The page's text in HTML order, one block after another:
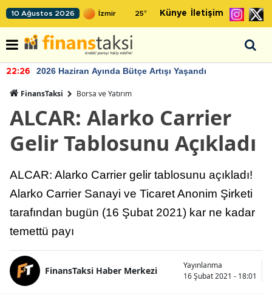
10 Ağustos 2026 25° Künye İletişim
22:26 2026 Haziran Ayında Bütçe Artışı Yaşandı
FinansTaksi Borsa ve Yatırım
ALCAR: Alarko Carrier
Gelir Tablosunu Açıkladı
ALCAR: Alarko Carrier gelir tablosunu açıkladı!
Alarko Carrier Sanayi ve Ticaret Anonim Şirketi
tarafından bugün (16 Şubat 2021) kar ne kadar
temettü payı
FinansTaksi Haber Merkezi
Yayınlanma
16 Şubat 2021 - 18:01